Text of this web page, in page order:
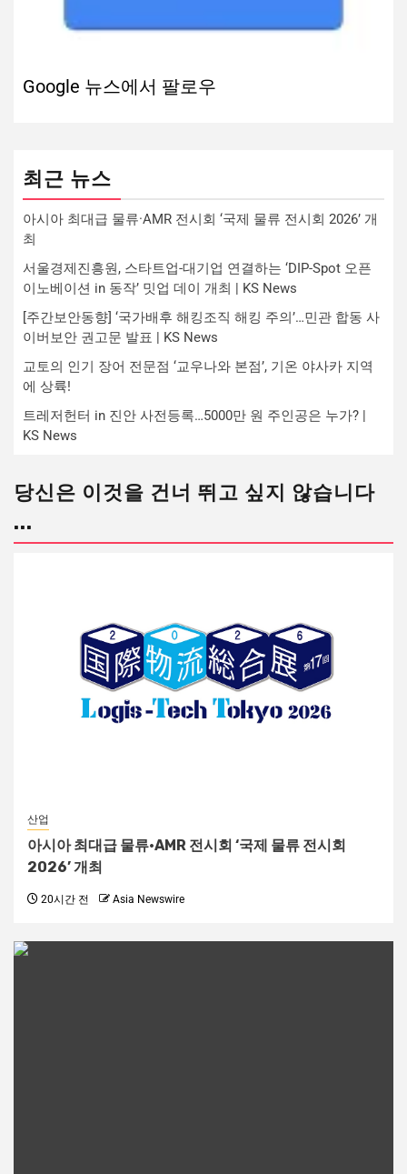
Google 뉴스에서 팔로우
최근 뉴스
아시아 최대급 물류·AMR 전시회 ‘국제 물류 전시회 2026’ 개
최
서울경제진흥원, 스타트업-대기업 연결하는 ‘DIP-Spot 오픈
이노베이션 in 동작’ 밋업 데이 개최 | KS News
[주간보안동향] ‘국가배후 해킹조직 해킹 주의’…민관 합동 사
이버보안 권고문 발표 | KS News
교토의 인기 장어 전문점 ‘교우나와 본점’, 기온 야사카 지역
에 상륙!
트레저헌터 in 진안 사전등록…5000만 원 주인공은 누가? |
KS News
당신은 이것을 건너 뛰고 싶지 않습니다
...
산업
아시아 최대급 물류·AMR 전시회 ‘국제 물류 전시회
2026’ 개최
20시간 전 Asia Newswire